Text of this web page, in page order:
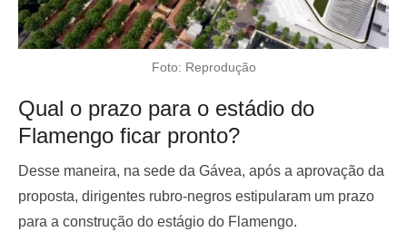
Foto: Reprodução
Qual o prazo para o estádio do
Flamengo ficar pronto?
Desse maneira, na sede da Gávea, após a aprovação da
proposta, dirigentes rubro-negros estipularam um prazo
para a construção do estágio do Flamengo.